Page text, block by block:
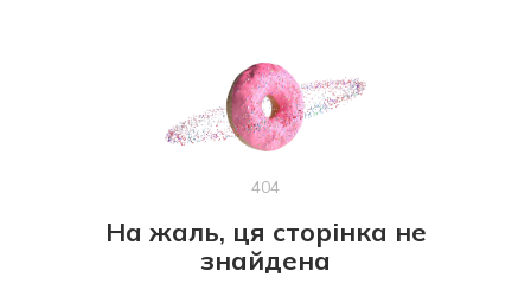
404
На жаль, ця сторінка не
знайдена